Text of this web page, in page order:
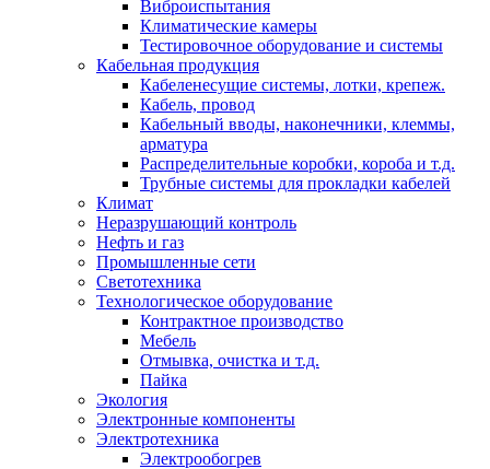
Виброиспытания
Климатические камеры
Тестировочное оборудование и системы
Кабельная продукция
Кабеленесущие системы, лотки, крепеж.
Кабель, провод
Кабельный вводы, наконечники, клеммы,
арматура
Распределительные коробки, короба и т.д.
Трубные системы для прокладки кабелей
Климат
Неразрушающий контроль
Нефть и газ
Промышленные сети
Светотехника
Технологическое оборудование
Контрактное производство
Мебель
Отмывка, очистка и т.д.
Пайка
Экология
Электронные компоненты
Электротехника
Электрообогрев